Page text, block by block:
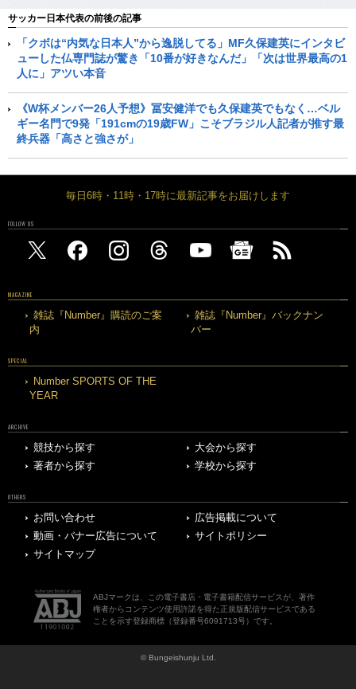
サッカー日本代表の前後の記事
「クボは“内気な日本人”から逸脱してる」MF久保建英にインタビ
ューした仏専門誌が驚き「10番が好きなんだ」「次は世界最高の1
人に」アツい本音
《W杯メンバー26人予想》冨安健洋でも久保建英でもなく…ベル
ギー名門で9発「191cmの19歳FW」こそブラジル人記者が推す最
終兵器「高さと強さが」
毎日6時・11時・17時に最新記事をお届けします
FOLLOW US
MAGAZINE
雑誌『Number』購読のご案
内
雑誌『Number』バックナン
バー
SPECIAL
Number SPORTS OF THE
YEAR
ARCHIVE
競技から探す
大会から探す
著者から探す
学校から探す
OTHERS
お問い合わせ
広告掲載について
動画・バナー広告について
サイトポリシー
サイトマップ
ABJマークは、この電子書店・電子書籍配信サービスが、著作
権者からコンテンツ使用許諾を得た正規版配信サービスである
ことを示す登録商標（登録番号6091713号）です。
© Bungeishunju Ltd.